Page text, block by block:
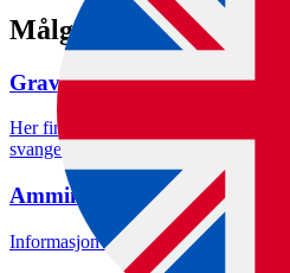
Målgrupper
Gravide
Her finner du råd og veiledning om
svangerskapet.
Amming og spedbarn
Informasjon om amming, mat og